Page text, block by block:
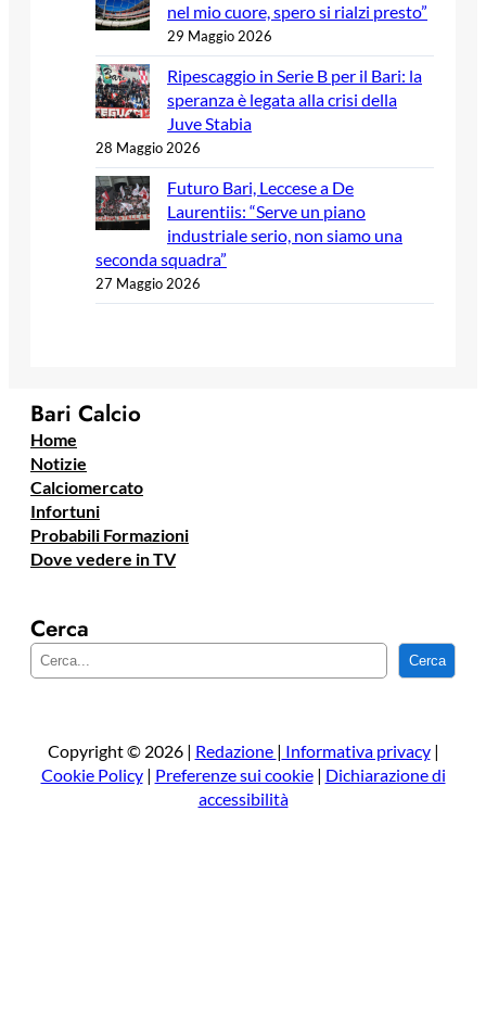
nel mio cuore, spero si rialzi presto”
29 Maggio 2026
Ripescaggio in Serie B per il Bari: la
speranza è legata alla crisi della
Juve Stabia
28 Maggio 2026
Futuro Bari, Leccese a De
Laurentiis: “Serve un piano
industriale serio, non siamo una
seconda squadra”
27 Maggio 2026
Bari Calcio
Home
Notizie
Calciomercato
Infortuni
Probabili Formazioni
Dove vedere in TV
Cerca
e
a
Cerca
Copyright © 2026 | Redazione | Informativa privacy|
Cookie Policy| Preferenze sui cookie| Dichiarazione di
accessibilità